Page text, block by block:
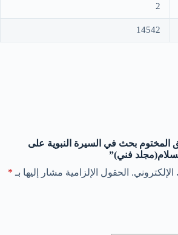
2
14542
المختوم بحث في السيرة النبوية على
فني)”
الحقول الإلزامية مشار إليها بـ *